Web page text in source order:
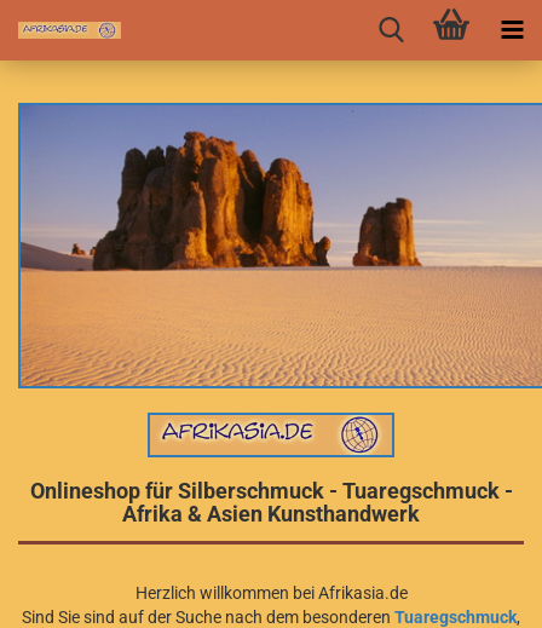
Onlineshop für Silberschmuck - Tuaregschmuck -
Afrika & Asien Kunsthandwerk
Herzlich willkommen bei Afrikasia.de
Sind Sie sind auf der Suche nach dem besonderen Tuaregschmuck,